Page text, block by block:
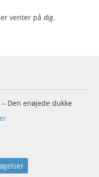
venter på dig.
Den enøjede dukke